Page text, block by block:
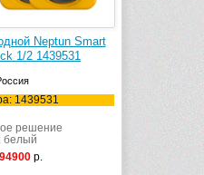
Neptun Smart
1/2 1439531
1439531
решение
белый
94900 р.